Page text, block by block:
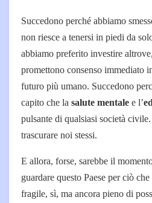
Succedono perché abbiamo
non riesce a tenersi in piedi da
abbiamo preferito investire
promettono consenso immediato
futuro più umano. Succedono
capito che la salute mentale e l’
pulsante di qualsiasi società
trascurare noi stessi.
E allora, forse, sarebbe il
guardare questo Paese per ciò
fragile, sì, ma ancora pieno di